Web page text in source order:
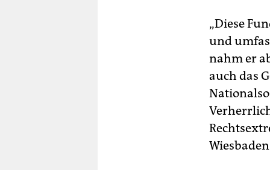
„Diese
und
nahm er
auch das